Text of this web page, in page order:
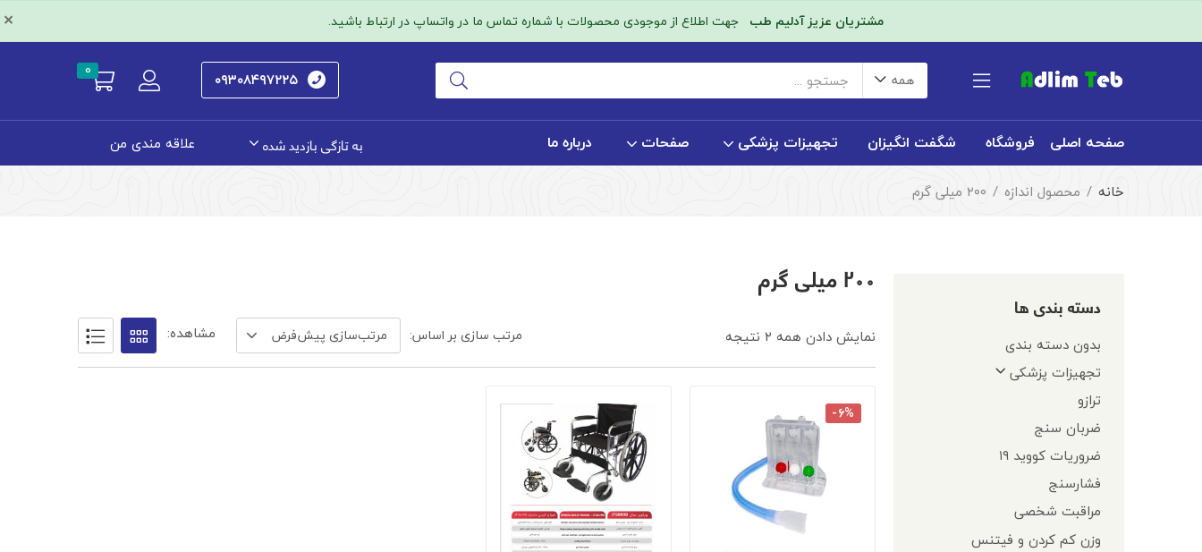
× مشتریان عزیز آدلیم طب جهت اطلاع از موجودی محصولات با شماره تماس ما در واتساپ در ارتباط باشید.
همه ۰۹۳۰۸۴۹۷۲۲۵ 0
صفحه اصلی فروشگاه شگفت انگیزان تجهیزات پزشکی صفحات درباره ما به تازگی بازدید شده علاقه مندی من
خانه محصول اندازه ۲۰۰ میلی گرم
دسته بندی ها
بدون دسته بندی
تجهیزات پزشکی
ترازو
ضربان سنج
ضروریات کووید ۱۹
فشارسنج
مراقبت شخصی
وزن کم کردن و فیتنس
۲۰۰ میلی گرم
نمایش دادن همه ۲ نتیجه مرتب سازی بر اساس: مرتب‌سازی پیش‌فرض مشاهده:
-۶%